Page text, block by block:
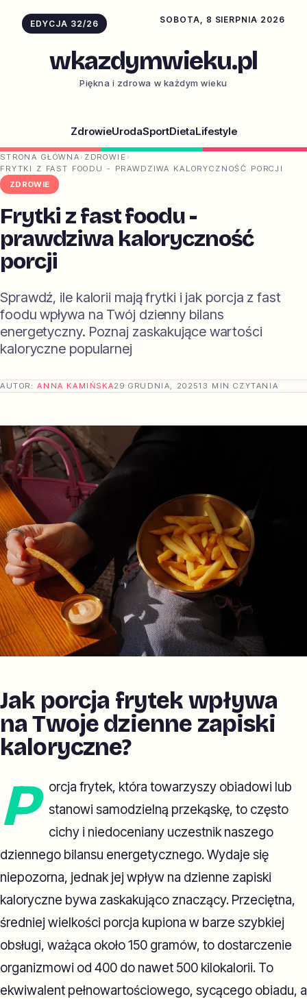
EDYCJA 32/26 SOBOTA, 8 SIERPNIA 2026
wkazdymwieku.pl
Piękna i zdrowa w każdym wieku
ZdrowieUrodaSportDietaLifestyle
STRONA GŁÓWNA › ZDROWIE ›
FRYTKI Z FAST FOODU - PRAWDZIWA KALORYCZNOŚĆ PORCJI
ZDROWIE
Frytki z fast foodu -
prawdziwa kaloryczność
porcji
Sprawdź, ile kalorii mają frytki i jak porcja z fast
foodu wpływa na Twój dzienny bilans
energetyczny. Poznaj zaskakujące wartości
kaloryczne popularnej
AUTOR:ANNA KAMIŃSKA29 GRUDNIA, 202513 MIN CZYTANIA
Jak porcja frytek wpływa
na Twoje dzienne zapiski
kaloryczne?
P
orcja frytek, która towarzyszy obiadowi lub
stanowi samodzielną przekąskę, to często
cichy i niedoceniany uczestnik naszego
dziennego bilansu energetycznego. Wydaje się
niepozorna, jednak jej wpływ na dzienne zapiski
kaloryczne bywa zaskakująco znaczący. Przeciętna,
średniej wielkości porcja kupiona w barze szybkiej
obsługi, ważąca około 150 gramów, to dostarczenie
organizmowi od 400 do nawet 500 kilokalorii. To
ekwiwalent pełnowartościowego, sycącego obiadu, a